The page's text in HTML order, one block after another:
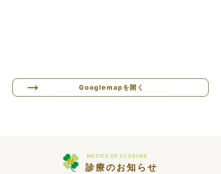
Googlemapを開く
NOTICE OF CLOSURE
診療のお知らせ